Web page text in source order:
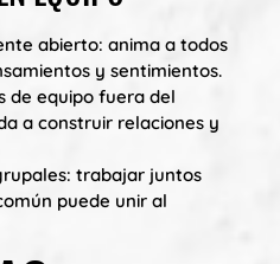
abierto: anima a todos
y sentimientos.
de equipo fuera del
a construir relaciones y
trabajar juntos
puede unir al